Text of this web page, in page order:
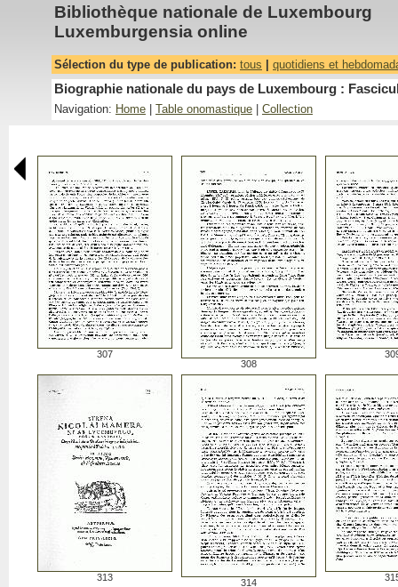
Bibliothèque nationale de Luxembourg
Luxemburgensia online
Sélection du type de publication: tous quotidiens et
Biographie nationale du pays de Luxembourg :
Navigation: Home Table onomastique Collection
307
308
313 314